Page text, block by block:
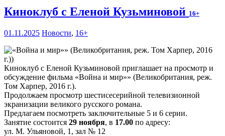
Киноклуб с Еленой Кузьминовой 16+
01.11.2025 Новости, 16+
Киноклуб с Еленой Кузьминовой приглашает на просмотр и
обсуждение фильма «Война и мир»» (Великобритания, реж.
Том Харпер, 2016 г.).
Продолжаем просмотр шестисесерийной телевизионной
экранизации великого русского романа.
Предлагаем посмотреть заключительные 5 и 6 серии.
Занятие состоится 29 ноября, в 17.00 по адресу:
ул. М. Ульяновой, 1, зал № 12